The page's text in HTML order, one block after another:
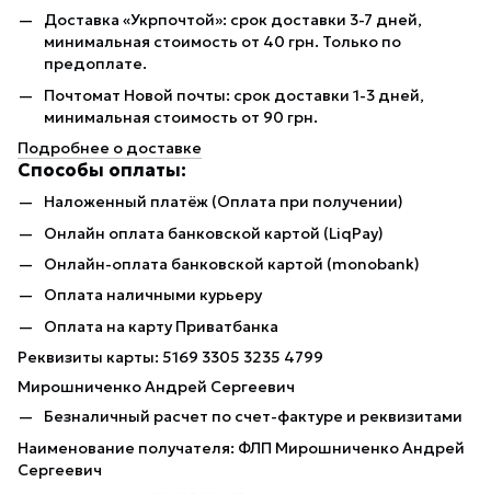
Доставка «Укрпочтой»: срок доставки 3-7 дней,
минимальная стоимость от 40 грн. Только по
предоплате.
Почтомат Новой почты: срок доставки 1-3 дней,
минимальная стоимость от 90 грн.
Подробнее о доставке
Способы оплаты:
Наложенный платёж (Оплата при получении)
Онлайн оплата банковской картой (LiqPay)
Онлайн-оплата банковской картой (monobank)
Оплата наличными курьеру
Оплата на карту Приватбанка
Реквизиты карты: 5169 3305 3235 4799
Мирошниченко Андрей Сергеевич
Безналичный расчет по счет-фактуре и реквизитами
Наименование получателя: ФЛП Мирошниченко Андрей
Сергеевич